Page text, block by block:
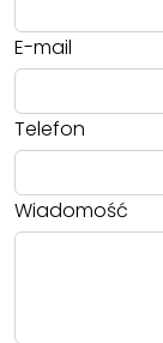
E-mail
Telefon
Wiadomość